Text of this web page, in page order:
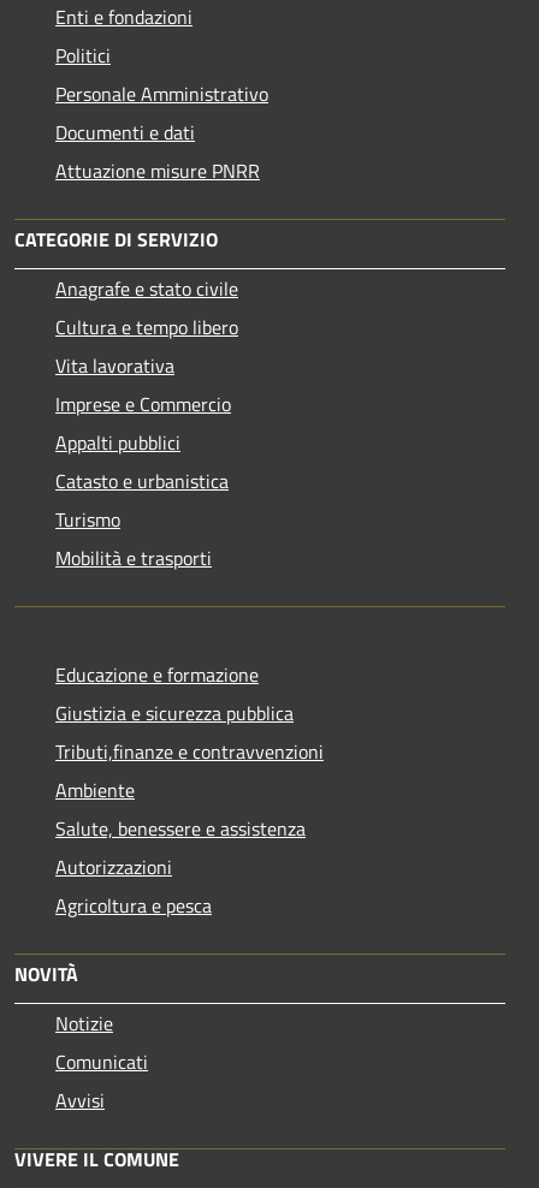
Enti e fondazioni
Politici
Personale Amministrativo
Documenti e dati
Attuazione misure PNRR
CATEGORIE DI SERVIZIO
Anagrafe e stato civile
Cultura e tempo libero
Vita lavorativa
Imprese e Commercio
Appalti pubblici
Catasto e urbanistica
Turismo
Mobilità e trasporti
Educazione e formazione
Giustizia e sicurezza pubblica
Tributi,finanze e contravvenzioni
Ambiente
Salute, benessere e assistenza
Autorizzazioni
Agricoltura e pesca
NOVITÀ
Notizie
Comunicati
Avvisi
VIVERE IL COMUNE